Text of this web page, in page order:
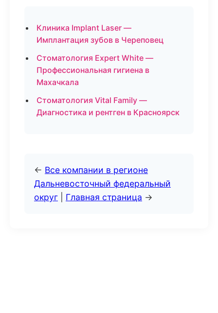
Клиника Implant Laser —
Имплантация зубов в Череповец
Стоматология Expert White —
Профессиональная гигиена в
Махачкала
Стоматология Vital Family —
Диагностика и рентген в Красноярск
← Все компании в регионе
Дальневосточный федеральный
округ
Главная страница →